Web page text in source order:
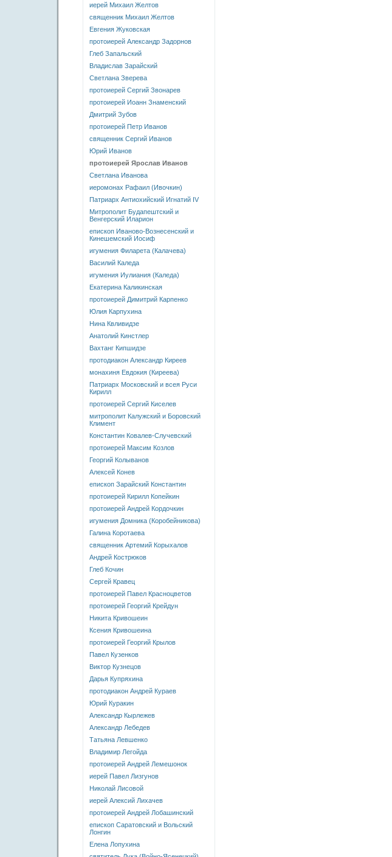
иерей Михаил Желтов
священник Михаил Желтов
Евгения Жуковская
протоиерей Александр Задорнов
Глеб Запальский
Владислав Зарайский
Светлана Зверева
протоиерей Сергий Звонарев
протоиерей Иоанн Знаменский
Дмитрий Зубов
протоиерей Петр Иванов
священник Сергий Иванов
Юрий Иванов
протоиерей Ярослав Иванов
Светлана Иванова
иеромонах Рафаил (Ивочкин)
Патриарх Антиохийский Игнатий IV
Митрополит Будапештский и
Венгерский Иларион
епископ Иваново-Вознесенский и
Кинешемский Иосиф
игумения Филарета (Калачева)
Василий Каледа
игумения Иулиания (Каледа)
Екатерина Каликинская
протоиерей Димитрий Карпенко
Юлия Карпухина
Нина Квливидзе
Анатолий Кинстлер
Вахтанг Кипшидзе
протодиакон Александр Киреев
монахиня Евдокия (Киреева)
Патриарх Московский и всея Руси
Кирилл
протоиерей Сергий Киселев
митрополит Калужский и Боровский
Климент
Константин Ковалев-Случевский
протоиерей Максим Козлов
Георгий Колыванов
Алексей Конев
епископ Зарайский Константин
протоиерей Кирилл Копейкин
протоиерей Андрей Кордочкин
игумения Домника (Коробейникова)
Галина Коротаева
священник Артемий Корыхалов
Андрей Кострюков
Глеб Кочин
Сергей Кравец
протоиерей Павел Красноцветов
протоиерей Георгий Крейдун
Никита Кривошеин
Ксения Кривошеина
протоиерей Георгий Крылов
Павел Кузенков
Виктор Кузнецов
Дарья Купряхина
протодиакон Андрей Кураев
Юрий Куракин
Александр Кырлежев
Александр Лебедев
Татьяна Левшенко
Владимир Легойда
протоиерей Андрей Лемешонок
иерей Павел Лизгунов
Николай Лисовой
иерей Алексий Лихачев
протоиерей Андрей Лобашинский
епископ Саратовский и Вольский
Лонгин
Елена Лопухина